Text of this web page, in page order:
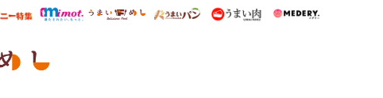
マ* ウレぴあ総研 ディズニー特集
mimot. うまいめし うまいパン うまい肉